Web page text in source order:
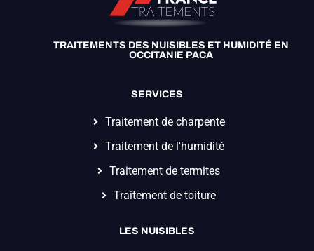
TRAITEMENTS DES NUISIBLES ET HUMIDITÉ EN
OCCITANIE PACA
SERVICES
Traitement de charpente
Traitement de l'humidité
Traitement de termites
Traitement de toiture
LES NUISIBLES